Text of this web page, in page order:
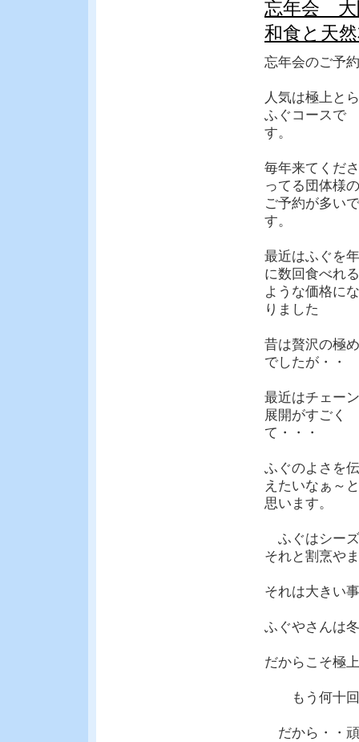
忘年会 大
和食と天
忘年会のご予
人気は極上とら
ふぐコースで
す。
毎年来てくださ
ってる団体様の
ご予約が多いで
す。
最近はふぐを年
に数回食べれる
ような価格にな
りました
昔は贅沢の極め
でしたが・・
最近はチェーン
展開がすごく
て・・・
ふぐのよさを伝
えたいなぁ～と
思います。
ふぐはシー
それと割烹や
それは大きい
ふぐやさんは
だからこそ極
もう何十回
だから・・